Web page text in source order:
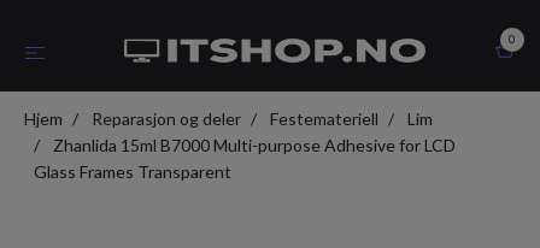
0
Hjem Reparasjon og deler Festemateriell
Lim
Zhanlida 15ml B7000 Multi-purpose Adhesive for LCD
Glass Frames Transparent